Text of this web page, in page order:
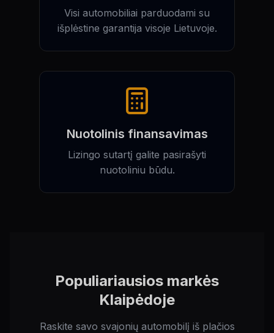
Visi automobiliai parduodami su
išplėstine garantija visoje Lietuvoje.
Nuotolinis finansavimas
Lizingo sutartį galite pasirašyti
nuotoliniu būdu.
Populiariausios markės
Klaipėdoje
Raskite savo svajonių automobilį iš plačios